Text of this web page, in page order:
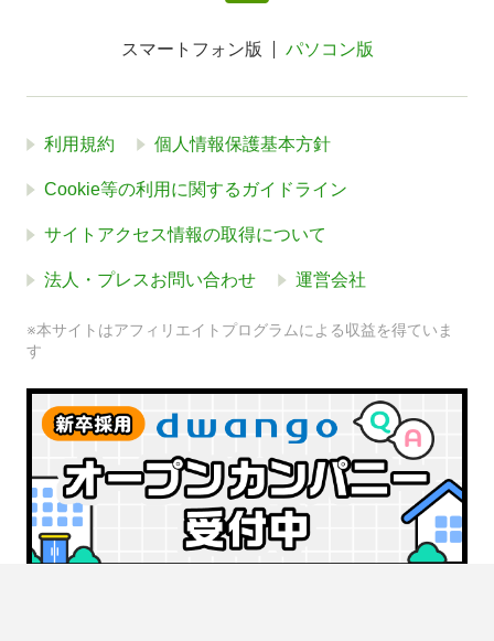
スマートフォン版 パソコン版
利用規約 個人情報保護基本方針
Cookie等の利用に関するガイドライン
サイトアクセス情報の取得について
法人・プレスお問い合わせ 運営会社
※本サイトはアフィリエイトプログラムによる収益を得ていま
す